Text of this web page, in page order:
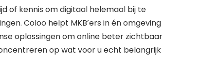
of kennis om digitaal helemaal bij te
Coloo helpt MKB’ers in én omgeving
oplossingen om online beter zichtbaar
op wat voor u echt belangrijk